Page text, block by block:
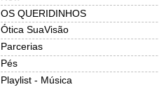
OS QUERIDINHOS
Ótica SuaVisão
Parcerias
Pés
Playlist - Música